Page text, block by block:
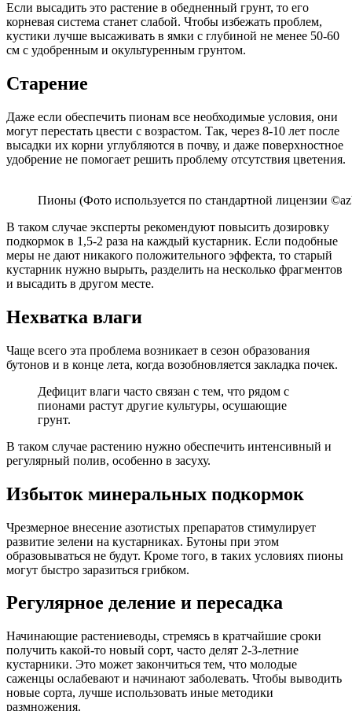
Если высадить это растение в обедненный грунт, то его
корневая система станет слабой. Чтобы избежать проблем,
кустики лучше высаживать в ямки с глубиной не менее 50-60
см с удобренным и окультуренным грунтом.
Старение
Даже если обеспечить пионам все необходимые условия, они
могут перестать цвести с возрастом. Так, через 8-10 лет после
высадки их корни углубляются в почву, и даже поверхностное
удобрение не помогает решить проблему отсутствия цветения.
Пионы (Фото используется по стандартной лицензии
В таком случае эксперты рекомендуют повысить дозировку
подкормок в 1,5-2 раза на каждый кустарник. Если подобные
меры не дают никакого положительного эффекта, то старый
кустарник нужно вырыть, разделить на несколько фрагментов
и высадить в другом месте.
Нехватка влаги
Чаще всего эта проблема возникает в сезон образования
бутонов и в конце лета, когда возобновляется закладка почек.
Дефицит влаги часто связан с тем, что рядом с
пионами растут другие культуры, осушающие
грунт.
В таком случае растению нужно обеспечить интенсивный и
регулярный полив, особенно в засуху.
Избыток минеральных подкормок
Чрезмерное внесение азотистых препаратов стимулирует
развитие зелени на кустарниках. Бутоны при этом
образовываться не будут. Кроме того, в таких условиях пионы
могут быстро заразиться грибком.
Регулярное деление и пересадка
Начинающие растениеводы, стремясь в кратчайшие сроки
получить какой-то новый сорт, часто делят 2-3-летние
кустарники. Это может закончиться тем, что молодые
саженцы ослабевают и начинают заболевать. Чтобы выводить
новые сорта, лучше использовать иные методики
размножения.